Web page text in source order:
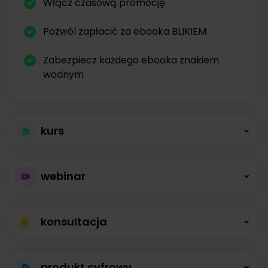
Pozwól zapłacić za ebooka BLIKIEM
Zabezpiecz każdego ebooka znakiem
wodnym
kurs
kursów
Kursy online z modułami, lekcjami, nagraniami i
opisami dostępne od zaraz.
webinar
bez limitów
konsultacja